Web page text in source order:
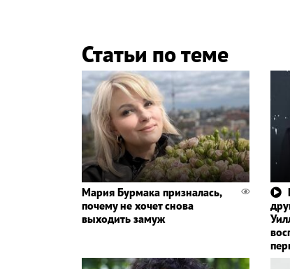
Статьи по теме
Мария Бурмака призналась,
почему не хочет снова
выходить замуж